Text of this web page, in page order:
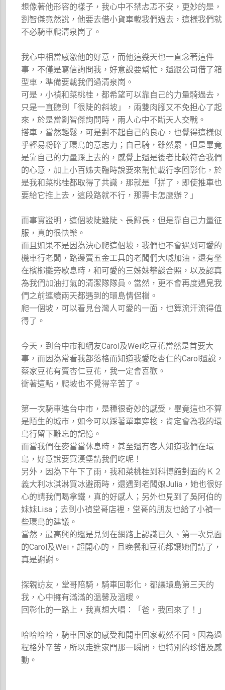
想像著他形容的樣子，我心中不禁忐忑不安，更妙的是，
劉智傑竟然說，他要去借小貨車載我們過去，這樣我們就
不必騎車爬清泉崗了。
我心中相當感激他的好意，而他這幾天也一直念著這件
事，不僅是寫信詢問我，好意說要幫忙，還跟公司借了箱
型車，準備要載我們過清泉崗。
可是，小禎和菜桃桂，都希望可以靠自己的力量騎過去，
只是一直聽到「很陡的斜坡」，兩雙肉腳又不免担心了起
來，於是當劉智傑詢問時，兩人心中不斷天人交戰。
搭車，當然輕鬆，可是對不起自己的良心，也覺得這樣似
乎輕易粉碎了環島的意志力；自己騎，雖然累，但是畢竟
是靠自己的力量踩上去的，感覺上還是後者比較符合我們
的心意，加上小百姊夫臨時說要來幫忙載行李回彰化，於
是我和菜桃桂都取得了共識，那就是「拼了，即使推車也
要給它推上去，這段路就不行，那壽卡怎麼辦？」
而事實證明，這個坡陡雖陡、長歸長，但是靠自己力量征
服，真的很快樂。
而且如果不是因為決心爬這個坡，我們也不會遇到可愛的
機車行老闆，路邊賣五金工具的老闆們大喊加油，還有坐
在檳榔攤旁歇息時，和可愛的三姊妹攀談合照，以及認真
為我們加油打氣的清潔隊隊員。當然，更不會再度遇見我
們之前連續兩天都遇到的環島情侶檔。
爬一個坡，可以看見台灣人可愛的一面，也算流汗流得值
得了。
今天，到台中市和網友Carol及Wei吃豆花當然是首要大
事，而因為常看我部落格而知道我愛吃杏仁的Carol還說，
蔡家豆花有賣杏仁豆花，我一定會喜歡。
衝著這點，爬坡也不覺得辛苦了。
第一次騎車進台中市，是種很奇妙的感受，畢竟這也不算
是陌生的城市，如今可以踩著單車穿梭，肯定會為我的環
島行留下難忘的記憶。
而當我們在麥當當休息時，甚至還有客人知道我們在環
島，好意說要買漢堡請我們吃呢！
另外，因為下午下了雨，我和菜桃桂到科博館對面的Ｋ２
義大利冰淇淋買冰避雨時，還遇到老闆娘Julia，她也很好
心的請我們喝拿鐵，真的好感人；另外也見到了吳阿伯的
妹妹Lisa；去到小禎堂哥店裡，堂哥的朋友也給了小禎一
些環島的建議。
當然，最高興的還是見到在網路上認識已久、第一次見面
的Carol及Wei，超開心的，且晚餐和豆花都讓她們請了，
真是謝謝。
探親訪友，堂哥陪騎，騎車回彰化，都讓環島第三天的
我，心中擁有滿滿的溫馨及溫暖。
回彰化的一路上，我真想大唱：「爸，我回來了！」
哈哈哈哈，騎車回家的感受和開車回家截然不同。因為過
程格外辛苦，所以走進家門那一瞬間，也特別的珍惜及感
動。